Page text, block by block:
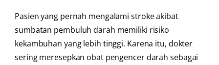
Pasien yang pernah mengalami stroke akibat
sumbatan pembuluh darah memiliki risiko
kekambuhan yang lebih tinggi. Karena itu, dokter
sering meresepkan obat pengencer darah sebagai